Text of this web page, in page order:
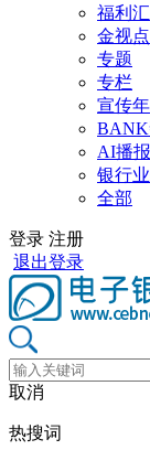
福利汇
金视点
专题
专栏
宣传年
AI播报
银行
全部
登录 注册
退出登录
取消
热搜词